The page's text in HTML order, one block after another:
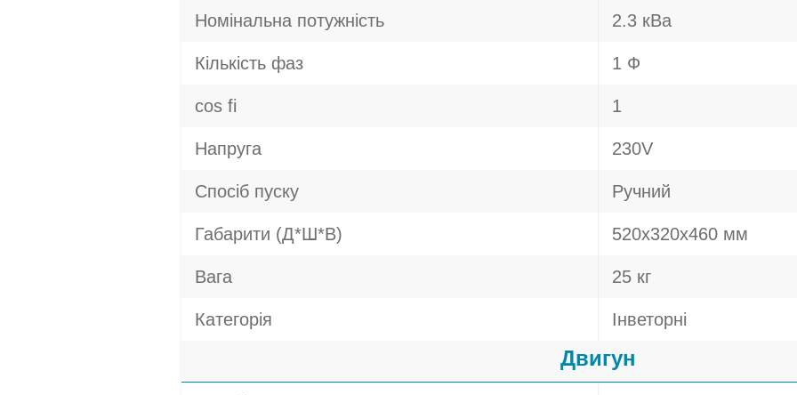
Номінальна потужність 2.3 кВа
Кількість фаз 1 Ф
cos fi 1
Напруга 230V
Спосіб пуску Ручний
Габарити (Д*Ш*В) 520х320х460 мм
Вага 25 кг
Категорія Інветорні
Двигун